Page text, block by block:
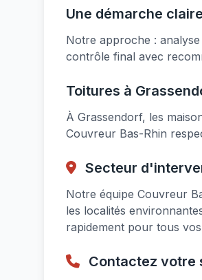
Une démarche
Notre approche :
contrôle final avec
Toitures à
À Grassendorf, les
Couvreur Bas-Rhin
Secteur
Notre équipe Couvreur
les localités
rapidement pour tous
Contactez votre